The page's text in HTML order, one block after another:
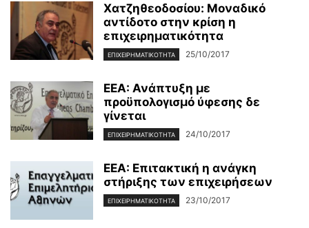
Χατζηθεοδοσίου: Μοναδικό
αντίδοτο στην κρίση η
επιχειρηματικότητα
ΕΠΙΧΕΙΡΗΜΑΤΙΚΌΤΗΤΑ 25/10/2017
ΕΕΑ: Ανάπτυξη με
προϋπολογισμό ύφεσης δε
γίνεται
ΕΠΙΧΕΙΡΗΜΑΤΙΚΌΤΗΤΑ 24/10/2017
ΕΕΑ: Επιτακτική η ανάγκη
στήριξης των επιχειρήσεων
ΕΠΙΧΕΙΡΗΜΑΤΙΚΌΤΗΤΑ 23/10/2017